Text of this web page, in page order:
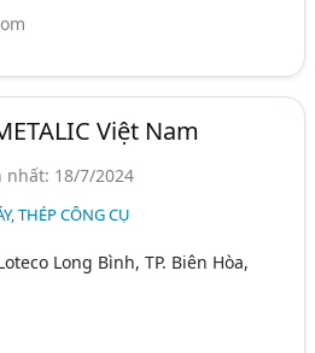
Việt Nam
nhất: 18/7/2024
THÉP CÔNG CỤ
Long Bình, TP. Biên Hòa,